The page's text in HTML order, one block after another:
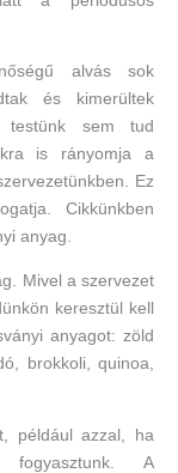
alvás sok
és kimerültek
sem tud
is rányomja a
Ez
Cikkünkben
anyag.
Mivel a szervezet
keresztül kell
anyagot: zöld
brokkoli, quinoa,
például azzal, ha
fogyasztunk. A